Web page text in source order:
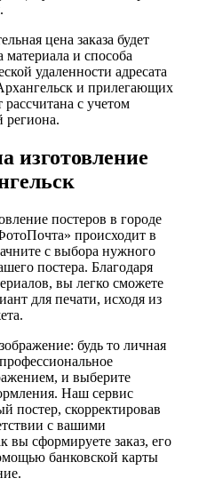
цена заказа будет
материала и способа
удаленности адресата
и прилегающих
рассчитана с учетом
региона.
изготовление
постеров в городе
происходит в
с выбора нужного
постера. Благодаря
вы легко сможете
для печати, исходя из
будь то личная
и выберите
Наш сервис
постер, скорректировав
с вашими
вы сформируете заказ, его
банковской карты